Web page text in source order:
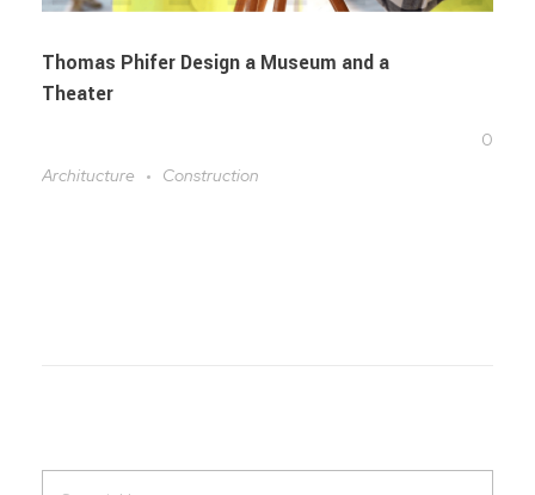
Thomas Phifer Design a Museum and a
Theater
0
Architucture
Construction